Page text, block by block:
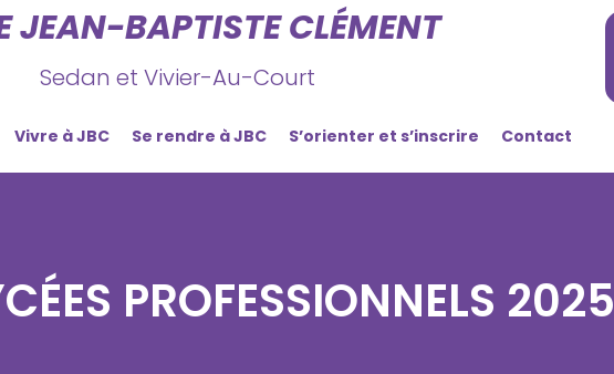
JEAN-BAPTISTE CLÉMENT
Sedan et Vivier-Au-Court
Vivre à JBC Se rendre à JBC S’orienter et s’inscrire Contact
PROFESSIONNELS 2025